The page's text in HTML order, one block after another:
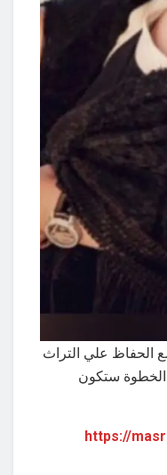
الحفاظ علي التراث
الخطوة ستكون
https://